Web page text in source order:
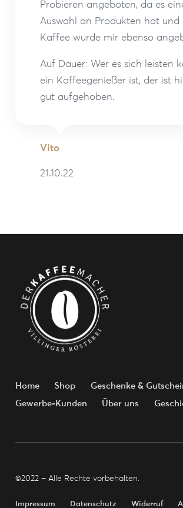
Probieren angeboten, da es
Auswahl an Produkten hat und
Kaffee wurde mir ebenso
Auf Dauer: Wer es sich leisten
ein Kaffeegenießer ist, der ist
gut aufgehoben.
Vito
21.10.22
Home Shop
Geschenke &
Gewerbe-Kunden
Über uns
©2022 – Alle Rechte vorbehalten.
Impressum Datenschutz Widerruf